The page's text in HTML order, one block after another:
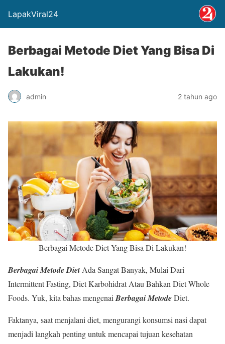
LapakViral24
Berbagai Metode Diet Yang Bisa Di
Lakukan!
admin 2 tahun ago
Berbagai Metode Diet Yang Bisa Di Lakukan!
Berbagai Metode DietAda Sangat Banyak, Mulai Dari
Intermittent Fasting, Diet Karbohidrat Atau Bahkan Diet Whole
Foods. Yuk, kita bahas mengenai Berbagai MetodeDiet.
Faktanya, saat menjalani diet, mengurangi konsumsi nasi dapat
menjadi langkah penting untuk mencapai tujuan kesehatan